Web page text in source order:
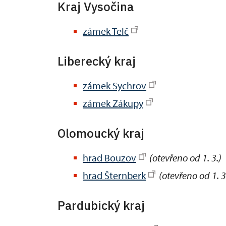
Kraj Vysočina
zámek Telč
Liberecký kraj
zámek Sychrov
zámek Zákupy
Olomoucký kraj
hrad Bouzov
(otevřeno od 1. 3.)
hrad Šternberk
(otevřeno od 1.
Pardubický kraj